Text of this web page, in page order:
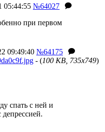
05:44:55 №64027
при первом
09:49:40 №64175
- (100 KB, 735x749)
спать с ней и
депрессией.